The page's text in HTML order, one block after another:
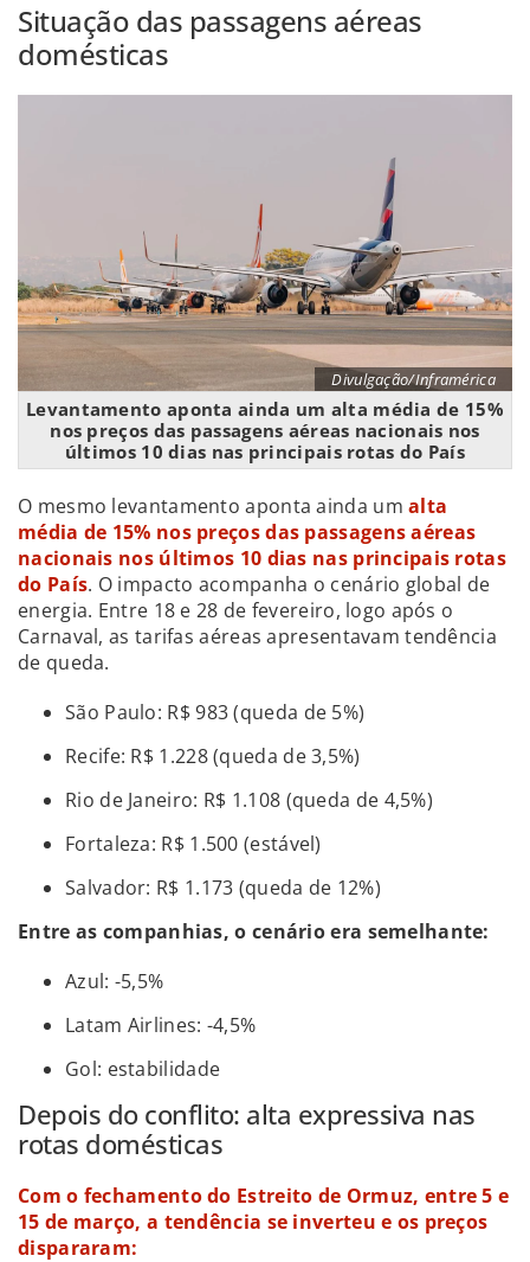
Situação das passagens aéreas
domésticas
Divulgação/Inframérica
Levantamento aponta ainda um alta média de 15%
nos preços das passagens aéreas nacionais nos
últimos 10 dias nas principais rotas do País
O mesmo levantamento aponta ainda umalta
média de 15% nos preços das passagens aéreas
nacionais nos últimos 10 dias nas principais rotas
do País. O impacto acompanha o cenário global de
energia. Entre 18 e 28 de fevereiro, logo após o
Carnaval, as tarifas aéreas apresentavam tendência
de queda.
São Paulo: R$ 983 (queda de 5%)
Recife: R$ 1.228 (queda de 3,5%)
Rio de Janeiro: R$ 1.108 (queda de 4,5%)
Fortaleza: R$ 1.500 (estável)
Salvador: R$ 1.173 (queda de 12%)
Entre as companhias, o cenário era semelhante:
Azul: -5,5%
Latam Airlines: -4,5%
Gol: estabilidade
Depois do conflito: alta expressiva nas
rotas domésticas
Com o fechamento do Estreito de Ormuz, entre 5 e
15 de março, a tendência se inverteu e os preços
dispararam: